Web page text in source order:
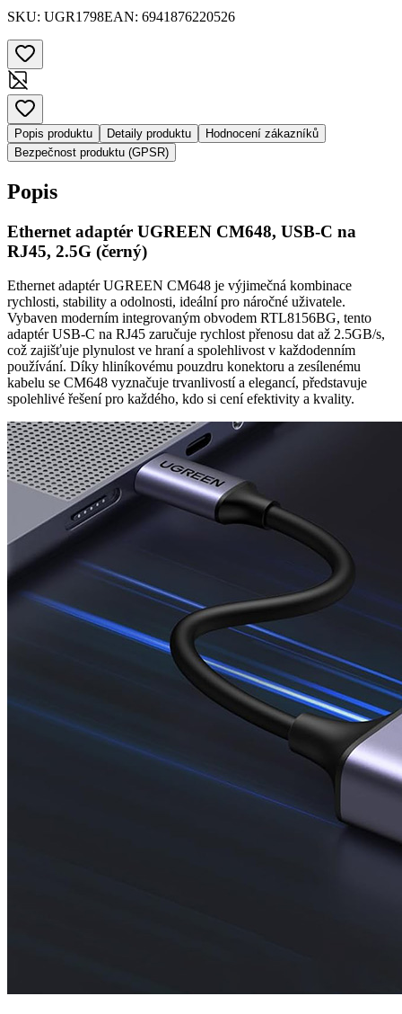
SKU: UGR1798EAN: 6941876220526
Popis produktu Detaily produktu
Hodnocení zákazníků
Bezpečnost produktu (GPSR)
Popis
Ethernet adaptér UGREEN CM648, USB-C na
RJ45, 2.5G (černý)
Ethernet adaptér UGREEN CM648 je výjimečná kombinace
rychlosti, stability a odolnosti, ideální pro náročné uživatele.
Vybaven moderním integrovaným obvodem RTL8156BG, tento
adaptér USB-C na RJ45 zaručuje rychlost přenosu dat až 2.5GB/s,
což zajišťuje plynulost ve hraní a spolehlivost v každodenním
používání. Díky hliníkovému pouzdru konektoru a zesílenému
kabelu se CM648 vyznačuje trvanlivostí a elegancí, představuje
spolehlivé řešení pro každého, kdo si cení efektivity a kvality.